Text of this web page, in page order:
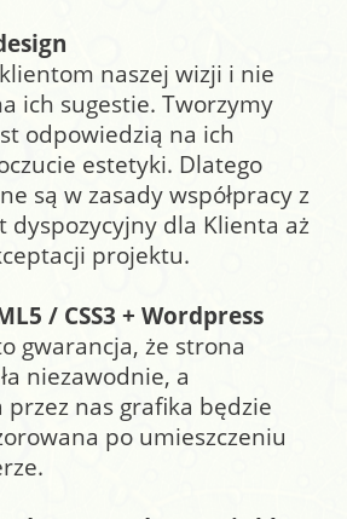
naszej wizji i nie
ich sugestie. Tworzymy
odpowiedzią na ich
estetyki. Dlatego
są w zasady współpracy z
dyspozycyjny dla Klienta aż
projektu.
/ CSS3 + Wordpress
gwarancja, że strona
niezawodnie, a
nas grafika będzie
po umieszczeniu